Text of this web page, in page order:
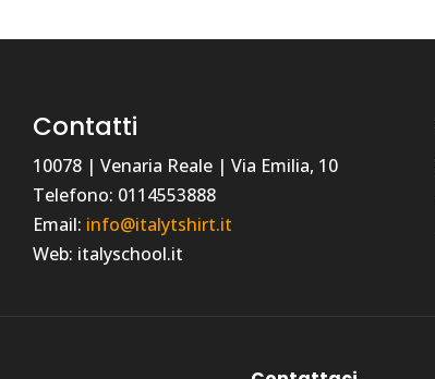
Contatti
10078 | Venaria Reale | Via Emilia, 10
Telefono: 0114553888
Email: info@italytshirt.it
Web: italyschool.it